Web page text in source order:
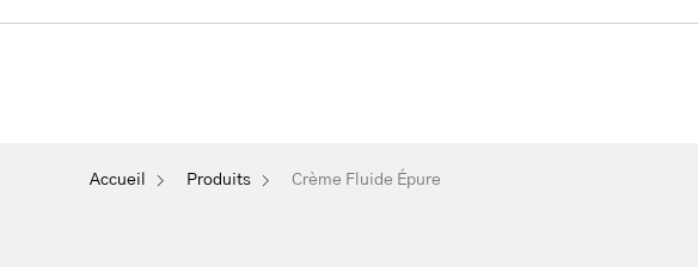
Accueil Produits Crème Fluide Épure